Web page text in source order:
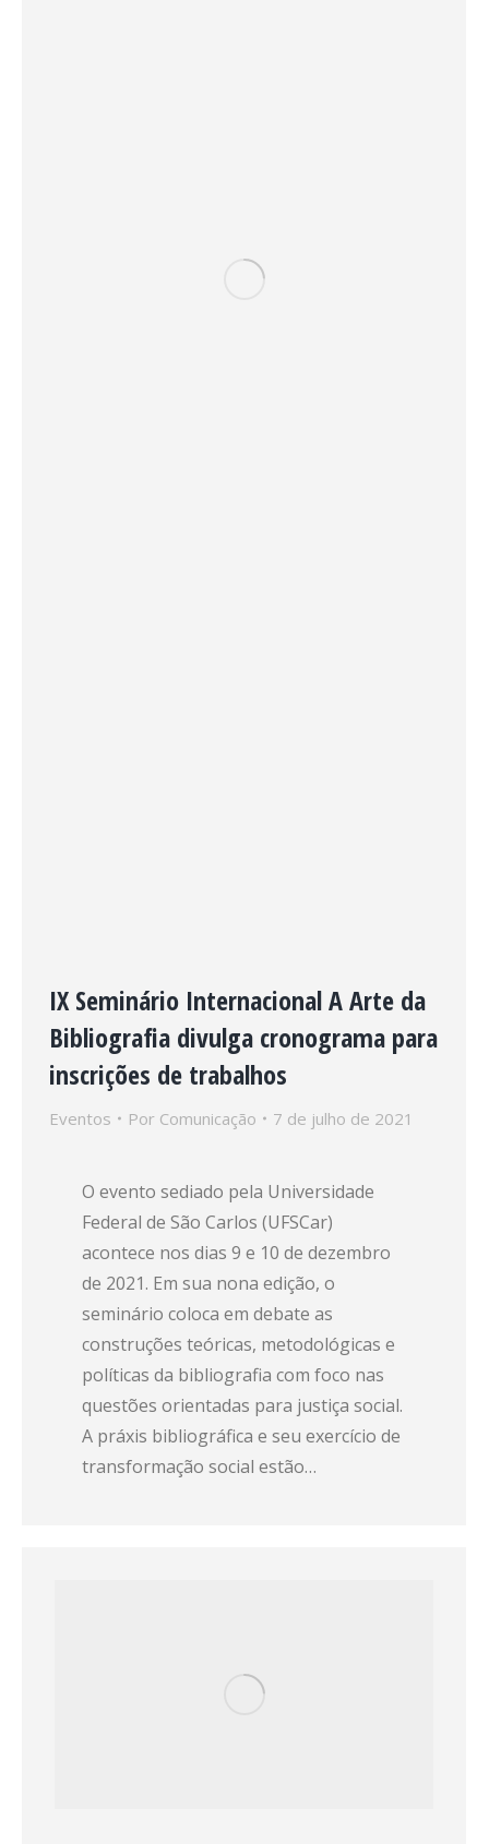
IX Seminário Internacional A Arte da
Bibliografia divulga cronograma para
inscrições de trabalhos
Eventos Por Comunicação 7 de julho de 2021
O evento sediado pela Universidade
Federal de São Carlos (UFSCar)
acontece nos dias 9 e 10 de dezembro
de 2021. Em sua nona edição, o
seminário coloca em debate as
construções teóricas, metodológicas e
políticas da bibliografia com foco nas
questões orientadas para justiça social.
A práxis bibliográfica e seu exercício de
transformação social estão…